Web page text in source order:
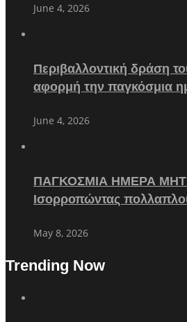
June 4, 2026
Περιβαλλοντική δράση
αφορμή την παγκόσμια
June 4, 2026
ΠΑΓΚΟΣΜΙΑ ΗΜΕΡΑ
Ισορροπώντας
May 8, 2026
Trending Now